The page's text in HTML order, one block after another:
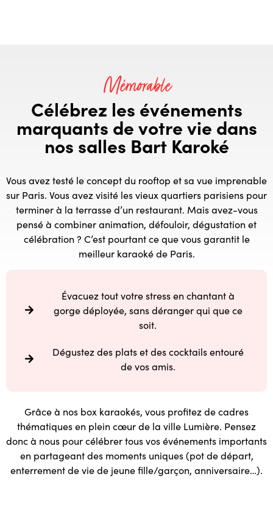
Mémorable
Célébrez les événements
marquants de votre vie dans
nos salles Bart Karoké
Vous avez testé le concept du rooftop et sa vue imprenable
sur Paris. Vous avez visité les vieux quartiers parisiens pour
terminer à la terrasse d’un restaurant. Mais avez-vous
pensé à combiner animation, défouloir, dégustation et
célébration ? C’est pourtant ce que vous garantit le
meilleur karaoké de Paris.
Évacuez tout votre stress en chantant à
gorge déployée, sans déranger qui que ce
soit.
Dégustez des plats et des cocktails entouré
de vos amis.
Grâce à nos box karaokés, vous profitez de cadres
thématiques en plein cœur de la ville Lumière. Pensez
donc à nous pour célébrer tous vos événements importants
en partageant des moments uniques (pot de départ,
enterrement de vie de jeune fille/garçon, anniversaire…).